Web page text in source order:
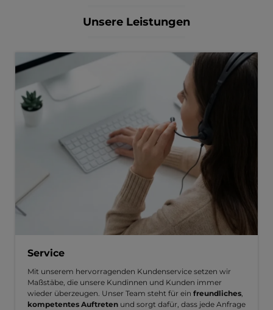
Unsere Leistungen
Service
Mit unserem hervorragenden Kundenservice setzen wir
Maßstäbe, die unsere Kundinnen und Kunden immer
wieder überzeugen. Unser Team steht für ein freundliches,
kompetentes Auftreten und sorgt dafür, dass jede Anfrage